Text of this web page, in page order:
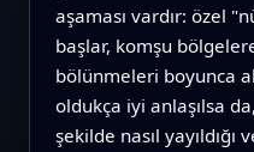
aşaması vardır: özel
başlar, komşu
bölünmeleri boyunca
oldukça iyi anlaşılsa
şekilde nasıl